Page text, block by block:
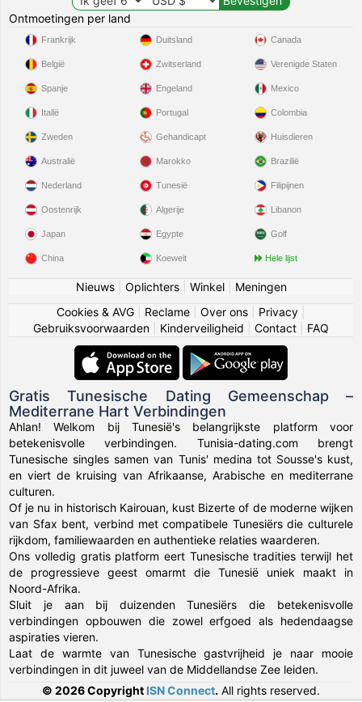
Ontmoetingen per land
Frankrijk
België
Spanje
Italië
Zweden
Duitsland
Zwitserland
Engeland
Portugal
Gehandicapt
Canada
Verenigde Staten
Mexico
Colombia
Huisdieren
Australië
Nederland
Oostenrijk
Japan
China
Marokko
Tunesië
Algerije
Egypte
Koeweit
Brazilië
Filipijnen
Libanon
Golf
Hele lijst
Nieuws| Oplichters| Winkel| Meningen
Cookies & AVG
Reclame Over ons Privacy
Gebruiksvoorwaarden
Kinderveiligheid Contact FAQ
Gratis Tunesische Dating Gemeenschap –
Mediterrane Hart Verbindingen
Ahlan! Welkom bij Tunesië's belangrijkste platform voor
betekenisvolle verbindingen. Tunisia-dating.com brengt
Tunesische singles samen van Tunis' medina tot Sousse's kust,
en viert de kruising van Afrikaanse, Arabische en mediterrane
culturen.
Of je nu in historisch Kairouan, kust Bizerte of de moderne wijken
van Sfax bent, verbind met compatibele Tunesiërs die culturele
rijkdom, familiewaarden en authentieke relaties waarderen.
Ons volledig gratis platform eert Tunesische tradities terwijl het
de progressieve geest omarmt die Tunesië uniek maakt in
Noord-Afrika.
Sluit je aan bij duizenden Tunesiërs die betekenisvolle
verbindingen opbouwen die zowel erfgoed als hedendaagse
aspiraties vieren.
Laat de warmte van Tunesische gastvrijheid je naar mooie
verbindingen in dit juweel van de Middellandse Zee leiden.
© 2026 Copyright ISN Connect. All rights reserved.